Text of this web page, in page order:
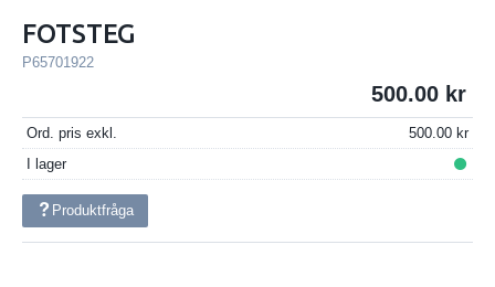
FOTSTEG
P65701922
500.00
Ord. pris exkl.
500.00
I lager
Produktfråga